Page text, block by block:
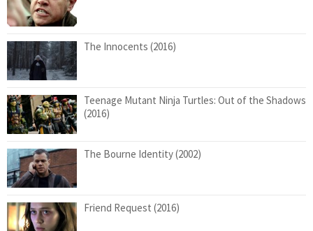
The Innocents (2016)
Teenage Mutant Ninja Turtles: Out of the Shadows
(2016)
The Bourne Identity (2002)
Friend Request (2016)